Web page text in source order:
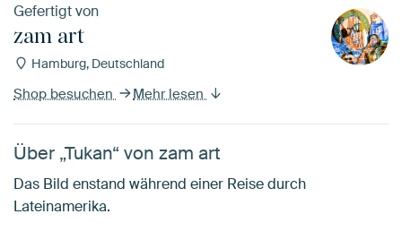
Gefertigt von
zam art
Hamburg, Deutschland
Shop besuchen Mehr lesen
Über „Tukan“ von zam art
Das Bild enstand während einer Reise durch
Lateinamerika.